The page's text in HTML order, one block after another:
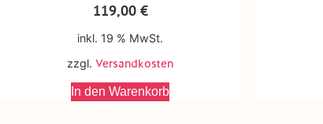
119,00 €
inkl. 19 % MwSt.
zzgl. Versandkosten
In den Warenkorb